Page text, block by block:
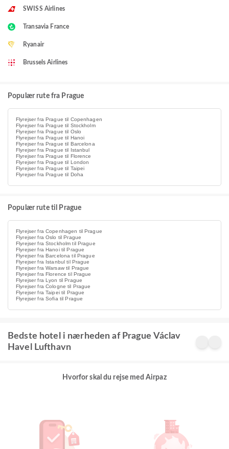
SWISS Airlines
Transavia France
Ryanair
Brussels Airlines
Populær rute fra Prague
Flyrejser fra Prague til Copenhagen
Flyrejser fra Prague til Stockholm
Flyrejser fra Prague til Oslo
Flyrejser fra Prague til Hanoi
Flyrejser fra Prague til Barcelona
Flyrejser fra Prague til Istanbul
Flyrejser fra Prague til Florence
Flyrejser fra Prague til London
Flyrejser fra Prague til Taipei
Flyrejser fra Prague til Doha
Populær rute til Prague
Flyrejser fra Copenhagen til Prague
Flyrejser fra Oslo til Prague
Flyrejser fra Stockholm til Prague
Flyrejser fra Hanoi til Prague
Flyrejser fra Barcelona til Prague
Flyrejser fra Istanbul til Prague
Flyrejser fra Warsaw til Prague
Flyrejser fra Florence til Prague
Flyrejser fra Lyon til Prague
Flyrejser fra Cologne til Prague
Flyrejser fra Taipei til Prague
Flyrejser fra Sofia til Prague
Bedste hotel i nærheden af Prague Václav
Havel Lufthavn
Hvorfor skal du rejse med Airpaz